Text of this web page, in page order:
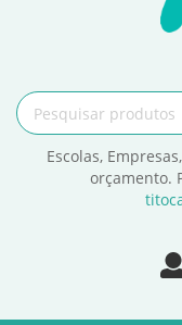
Escolas,
orçamento.